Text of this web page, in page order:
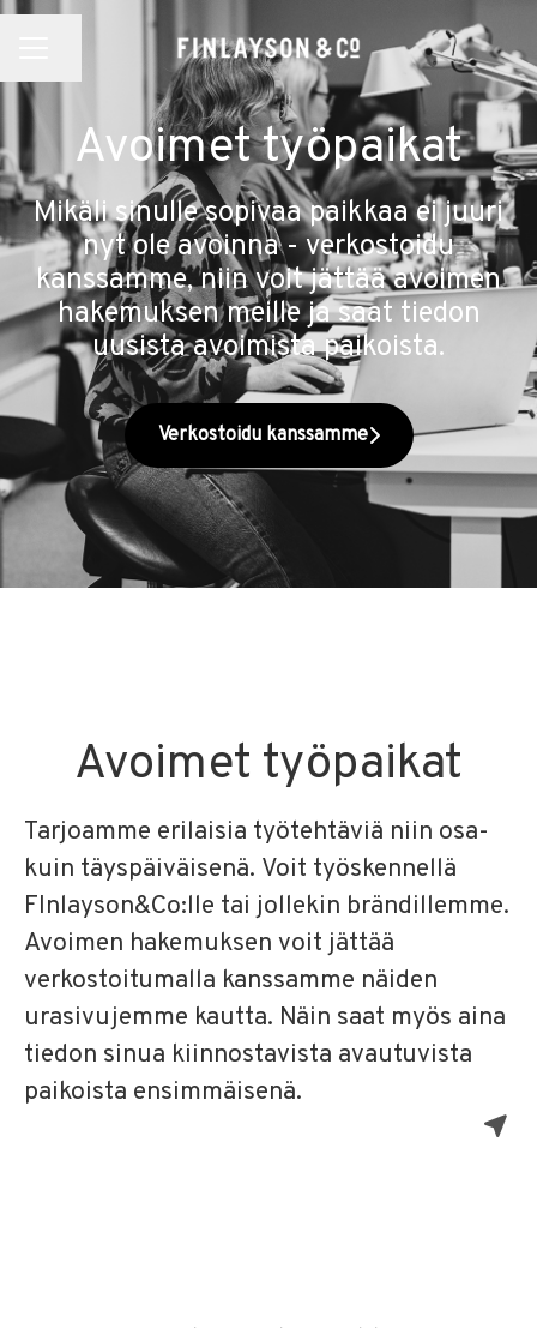
Avoimet työpaikat
Mikäli sinulle sopivaa paikkaa ei juuri
nyt ole avoinna - verkostoidu
kanssamme, niin voit jättää avoimen
hakemuksen meille ja saat tiedon
uusista avoimista paikoista.
Verkostoidu kanssamme
Avoimet työpaikat
Tarjoamme erilaisia työtehtäviä niin osa-
kuin täyspäiväisenä. Voit työskennellä
FInlayson&Co:lle tai jollekin brändillemme.
Avoimen hakemuksen voit jättää
verkostoitumalla kanssamme näiden
urasivujemme kautta. Näin saat myös aina
tiedon sinua kiinnostavista avautuvista
paikoista ensimmäisenä.